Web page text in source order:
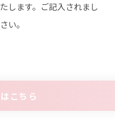
します。ご記入されまし
い。
こちら